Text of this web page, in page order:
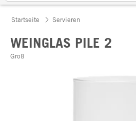
Startseite Servieren
WEINGLAS PILE 2
Groß